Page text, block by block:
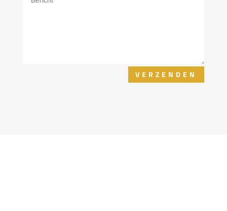
VERZENDEN